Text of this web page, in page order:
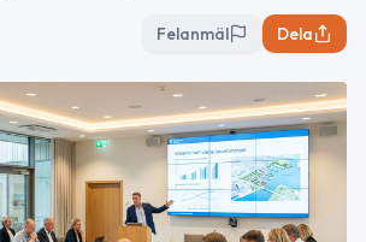
Felanmäl Dela